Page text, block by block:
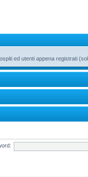
ed utenti appena registrati